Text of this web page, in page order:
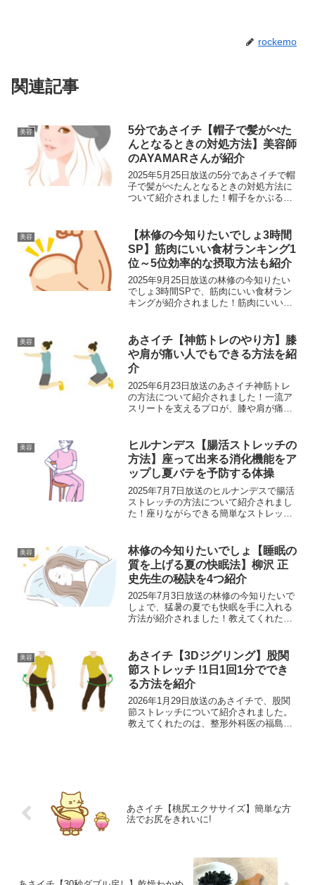
rockemo
関連記事
美容
5分であさイチ【帽子で髪がぺた
んとなるときの対処方法】美容師
のAYAMARさんが紹介
2025年5月25日放送の5分であさイチで帽
子で髪がぺたんとなるときの対処方法に
ついて紹介されました！帽子をかぶるま
対処方法帽子で髪がぺたんとなるときの
対処方法のやり方...
美容
【林修の今知りたいでしょ3時間
SP】筋肉にいい食材ランキング1
位～5位効率的な摂取方法も紹介
2025年9月25日放送の林修の今知りたい
でしょ3時間SPで、筋肉にいい食材ラン
キングが紹介されました！筋肉にいい食
位：納豆4位：鶏ささみ5位：たまごでし
た。5位：た...
美容
あさイチ【神筋トレのやり方】膝
や肩が痛い人でもできる方法を紹
介
2025年6月23日放送のあさイチ神筋トレ
の方法について紹介されました！一流ア
スリートを支えるプロが、膝や肩が痛い
かけたくない人向け膝や肩に負担をかけ
たくない人向けの神...
美容
ヒルナンデス【腸活ストレッチの
方法】座って出来る消化機能をア
ップし夏バテを予防する体操
2025年7月7日放送のヒルナンデスで腸活
ストレッチの方法について紹介されまし
た！座りながらできる簡単なストレッチ
チ食前に行ってくださいね。腸活ストレ
ッチのやり方腸活ス...
美容
林修の今知りたいでしょ【睡眠の
質を上げる夏の快眠法】柳沢 正
史先生の秘訣を4つ紹介
2025年7月3日放送の林修の今知りたいで
しょで、猛暑の夏でも快眠を手に入れる
方法が紹介されました！教えてくれたの
る４つのNG行動をなくしましょう。1)早
すぎる睡眠...
美容
あさイチ【3Dジグリング】股関
節ストレッチ !1日1回1分ででき
る方法を紹介
2026年1月29日放送のあさイチで、股関
節ストレッチについて紹介されました。
教えてくれたのは、整形外科医の福島健
あさイチ【桃尻エクササイズ】簡単な方
法でお尻をきれいに!